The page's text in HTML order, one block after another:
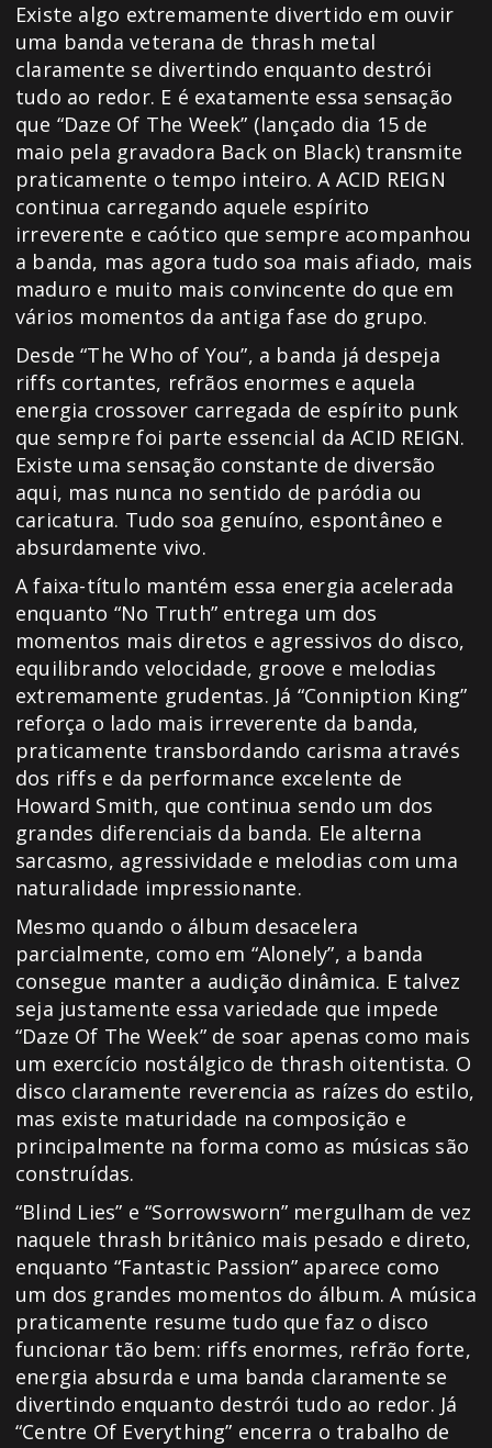
Existe algo extremamente divertido em ouvir
uma banda veterana de thrash metal
claramente se divertindo enquanto destrói
tudo ao redor. E é exatamente essa sensação
que “Daze Of The Week” (lançado dia 15 de
maio pela gravadora Back on Black) transmite
praticamente o tempo inteiro. A ACID REIGN
continua carregando aquele espírito
irreverente e caótico que sempre acompanhou
a banda, mas agora tudo soa mais afiado, mais
maduro e muito mais convincente do que em
vários momentos da antiga fase do grupo.
Desde “The Who of You”, a banda já despeja
riffs cortantes, refrãos enormes e aquela
energia crossover carregada de espírito punk
que sempre foi parte essencial da ACID REIGN.
Existe uma sensação constante de diversão
aqui, mas nunca no sentido de paródia ou
caricatura. Tudo soa genuíno, espontâneo e
absurdamente vivo.
A faixa-título mantém essa energia acelerada
enquanto “No Truth” entrega um dos
momentos mais diretos e agressivos do disco,
equilibrando velocidade, groove e melodias
extremamente grudentas. Já “Conniption King”
reforça o lado mais irreverente da banda,
praticamente transbordando carisma através
dos riffs e da performance excelente de
Howard Smith, que continua sendo um dos
grandes diferenciais da banda. Ele alterna
sarcasmo, agressividade e melodias com uma
naturalidade impressionante.
Mesmo quando o álbum desacelera
parcialmente, como em “Alonely”, a banda
consegue manter a audição dinâmica. E talvez
seja justamente essa variedade que impede
“Daze Of The Week” de soar apenas como mais
um exercício nostálgico de thrash oitentista. O
disco claramente reverencia as raízes do estilo,
mas existe maturidade na composição e
principalmente na forma como as músicas são
construídas.
“Blind Lies” e “Sorrowsworn” mergulham de vez
naquele thrash britânico mais pesado e direto,
enquanto “Fantastic Passion” aparece como
um dos grandes momentos do álbum. A música
praticamente resume tudo que faz o disco
funcionar tão bem: riffs enormes, refrão forte,
energia absurda e uma banda claramente se
divertindo enquanto destrói tudo ao redor. Já
“Centre Of Everything” encerra o trabalho de